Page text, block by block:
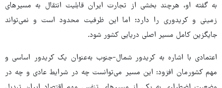
به گفته او، هرچند بخشی از تجارت ایران قابلیت انتقال به مسیرهای
زمینی و کریدوری را دارد؛ اما این ظرفیت محدود است و نمی‌تواند
جایگزین کامل مسیر اصلی دریایی کشور شود.
اعتمادی با اشاره به کریدور شمال-جنوب به‌عنوان یک کریدور اساسی و
مهم کشورمان افزود: این مسیر می‌توانست چه در شرایط عادی و چه در